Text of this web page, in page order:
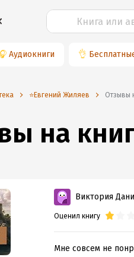
Аудиокниги 👌
⭐️Евгений Жиляев
на
Виктория
Оценил книгу
Мне совсем не